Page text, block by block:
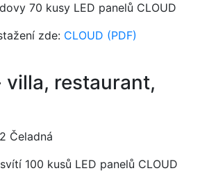
70 kusy LED panelů CLOUD
zde: CLOUD (PDF)
villa, restaurant,
Čeladná
100 kusů LED panelů CLOUD